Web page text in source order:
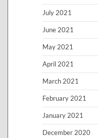
July 2021
June 2021
May 2021
April 2021
March 2021
February 2021
January 2021
December 2020